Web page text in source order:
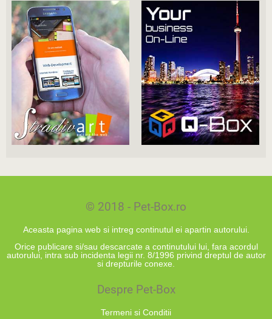
© 2018 - Pet-Box.ro
Aceasta pagina web si intreg continutul ei apartin autorului.
Orice publicare si/sau descarcate a continutului lui, fara acordul
autorului, intra sub incidenta legii nr. 8/1996 privind dreptul de autor
si drepturile conexe.
Despre Pet-Box
Termeni si Conditii